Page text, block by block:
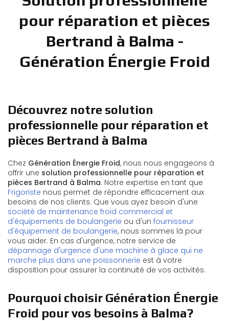
pour réparation et pièces
Bertrand à Balma -
Génération Énergie Froid
Découvrez notre solution
professionnelle pour réparation et
pièces Bertrand à Balma
Chez Génération Énergie Froid, nous nous engageons à
offrir une solution professionnelle pour réparation et
pièces Bertrand à Balma. Notre expertise en tant que
Frigoriste nous permet de répondre efficacement aux
besoins de nos clients. Que vous ayez besoin d'une
société de maintenance froid commercial et
d'équipements de boulangerie ou d'un fournisseur
d'équipement de boulangerie, nous sommes là pour
vous aider. En cas d'urgence, notre service de
dépannage d'urgence d'une machine à glace qui ne
marche plus dans une poissonnerie est à votre
disposition pour assurer la continuité de vos activités.
Pourquoi choisir Génération Énergie
Froid pour vos besoins à Balma?